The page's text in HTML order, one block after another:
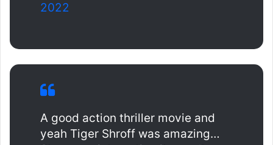
2022
A good action thriller movie and
yeah Tiger Shroff was amazing…